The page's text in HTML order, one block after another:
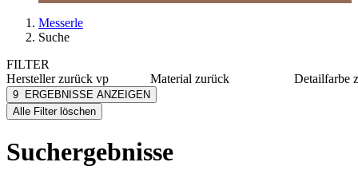
Messerle
Suche
FILTER
Herstellerzurück vp
Vp
[e] one
3M
Material zurück
Detailfarbe
9
ERGEBNISSE ANZEIGEN
Alle Filter löschen
Suchergebnisse